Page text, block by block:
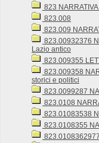
823
823.008
823.009
823.00932376
Lazio antico
823.009355
823.009358
storici e politici
823.0099287
823.0108
823.01083538
823.0108355